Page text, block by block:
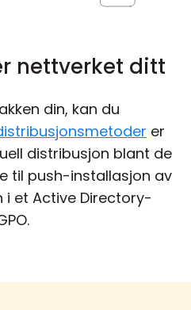
nettverket ditt
din, kan du
er
distribusjon blant de
til push-installasjon av
i et Active Directory-